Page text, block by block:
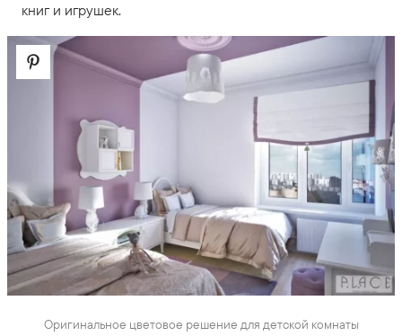
книг и игрушек.
Оригинальное цветовое решение для детской комнаты